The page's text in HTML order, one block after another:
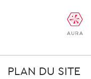
PLAN DU SITE